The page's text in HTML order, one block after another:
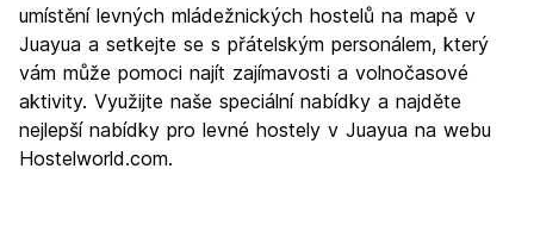
umístění levných mládežnických hostelů na mapě v
Juayua a setkejte se s přátelským personálem, který
vám může pomoci najít zajímavosti a volnočasové
aktivity. Využijte naše speciální nabídky a najděte
nejlepší nabídky pro levné hostely v Juayua na webu
Hostelworld.com.